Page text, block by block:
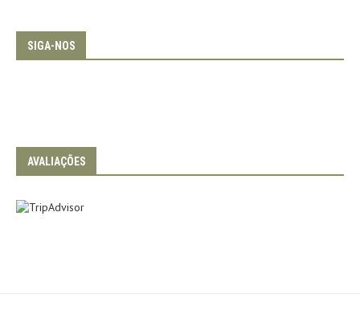
SIGA-NOS
AVALIAÇÕES